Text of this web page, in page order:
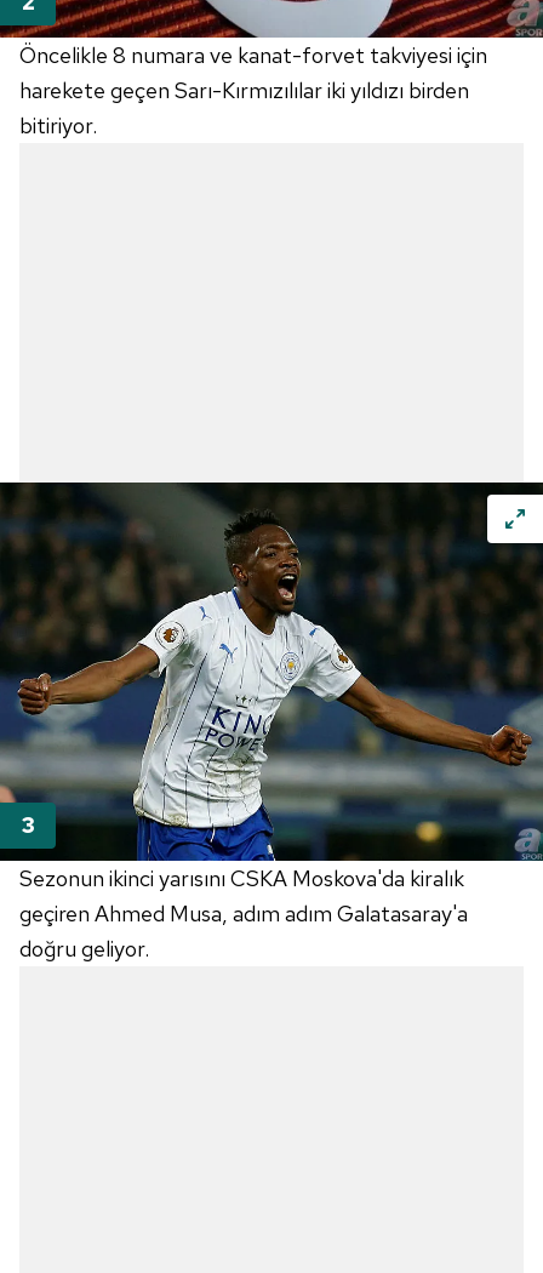
Öncelikle 8 numara ve kanat-forvet takviyesi için
harekete geçen Sarı-Kırmızılılar iki yıldızı birden
bitiriyor.
Sezonun ikinci yarısını CSKA Moskova'da kiralık
geçiren Ahmed Musa, adım adım Galatasaray'a
doğru geliyor.